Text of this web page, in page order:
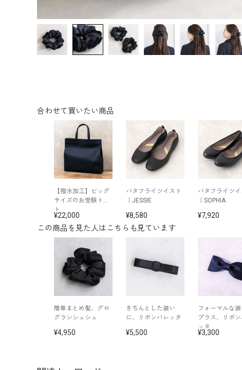
この商品を見た人はこちらも見ています
簡単まとめ髪、グロ
グランシュシュ
4,950
きちんとした装い
に、リボンバレッタ
5,500
フォーマルな
プラス、リボン
ッタ
3,300
合わせて買いたい商品
【撥水加工】ビッグ
サイズのお受験トー
ト
22,000
バタフライツイスト
｜JESSIE
8,580
バタフライツイ
｜SOPHIA
7,920